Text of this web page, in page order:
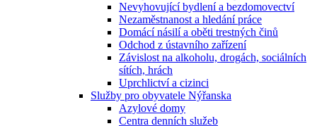
Nevyhovující bydlení a bezdomovectví
Nezaměstnanost a hledání práce
Domácí násilí a oběti trestných činů
Odchod z ústavního zařízení
Závislost na alkoholu, drogách, sociálních
sítích, hrách
Uprchlictví a cizinci
Služby pro obyvatele Nýřanska
Azylové domy
Centra denních služeb